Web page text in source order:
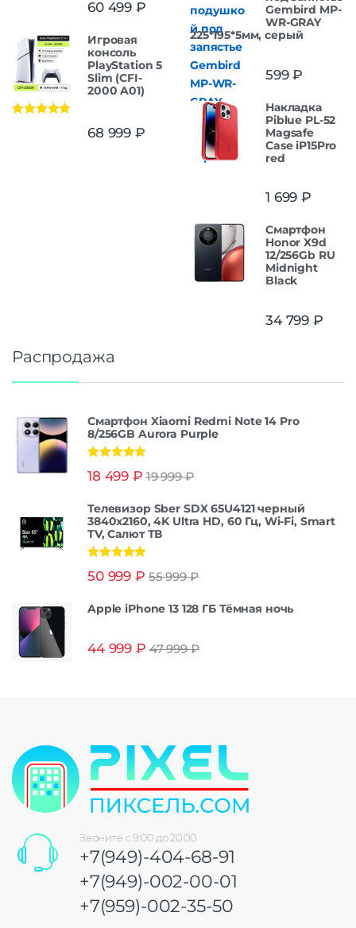
60 499 ₽
Игровая
консоль
PlayStation 5
Slim (CFI-
2000 A01)
68 999 ₽
Gembird MP-
WR-GRAY
225*195*5мм, серый
599₽
Накладка
Piblue PL-52
Magsafe
Case iP15Pro
red
1 699 ₽
Смартфон
Honor X9d
12/256Gb RU
Midnight
Black
34 799 ₽
Распродажа
Смартфон Xiaomi Redmi Note 14 Pro
8/256GB Aurora Purple
из 5
18 499 ₽ 19 999₽
Телевизор Sber SDX 65U4121 черный
3840x2160, 4K Ultra HD, 60 Гц, Wi-Fi, Smart
TV, Салют ТВ
из 5
50 999 ₽ 55 999₽
Apple iPhone 13 128 ГБ Тёмная ночь
44 999 ₽ 47 999₽
Звоните с 9:00 до 20:00
+7(949)-404-68-91
+7(949)-002-00-01
+7(959)-002-35-50